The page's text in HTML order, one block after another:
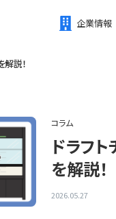
企業情報
解説！
コラム
ドラフ
を解説！
2026.05.27